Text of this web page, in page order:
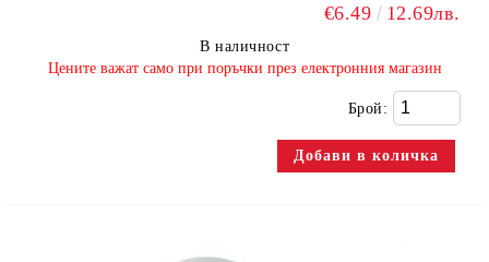
€6.49 12.69лв.
В наличност
​Цените важат само при поръчки през електронния магазин
Брой: